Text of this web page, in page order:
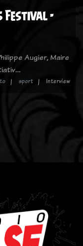
Festival -
Augier, Maire
sport Interview